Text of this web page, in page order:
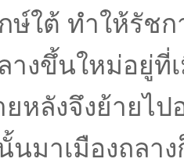
ษ์ใต้ ทำให้รัช
างขึ้นใหม่อยู่ที่
หลังจึงย้ายไป
มาเมืองถลา